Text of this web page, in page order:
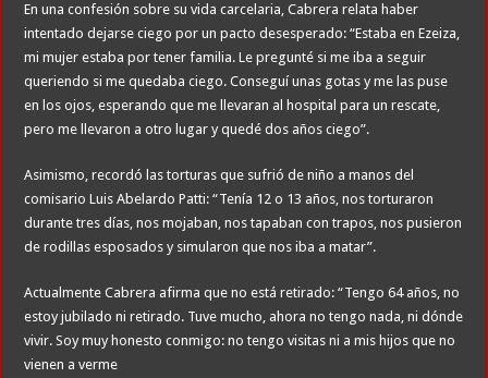
En una confesión sobre su vida carcelaria, Cabrera relata haber
intentado dejarse ciego por un pacto desesperado: “Estaba en Ezeiza,
mi mujer estaba por tener familia. Le pregunté si me iba a seguir
queriendo si me quedaba ciego. Conseguí unas gotas y me las puse
en los ojos, esperando que me llevaran al hospital para un rescate,
pero me llevaron a otro lugar y quedé dos años ciego”.
Asimismo, recordó las torturas que sufrió de niño a manos del
comisario Luis Abelardo Patti: “Tenía 12 o 13 años, nos torturaron
durante tres días, nos mojaban, nos tapaban con trapos, nos pusieron
de rodillas esposados y simularon que nos iba a matar”.
Actualmente Cabrera afirma que no está retirado: “Tengo 64 años, no
estoy jubilado ni retirado. Tuve mucho, ahora no tengo nada, ni dónde
vivir. Soy muy honesto conmigo: no tengo visitas ni a mis hijos que no
vienen a verme